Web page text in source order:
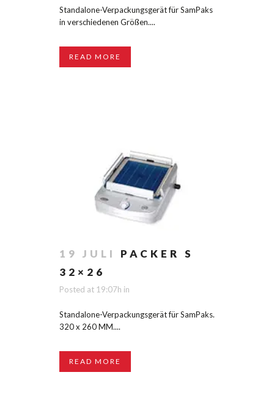
Standalone-Verpackungsgerät für SamPaks
in verschiedenen Größen....
READ MORE
19 JULI
PACKER S
32×26
Posted at 19:07h in
Standalone-Verpackungsgerät für SamPaks.
320 x 260 MM....
READ MORE